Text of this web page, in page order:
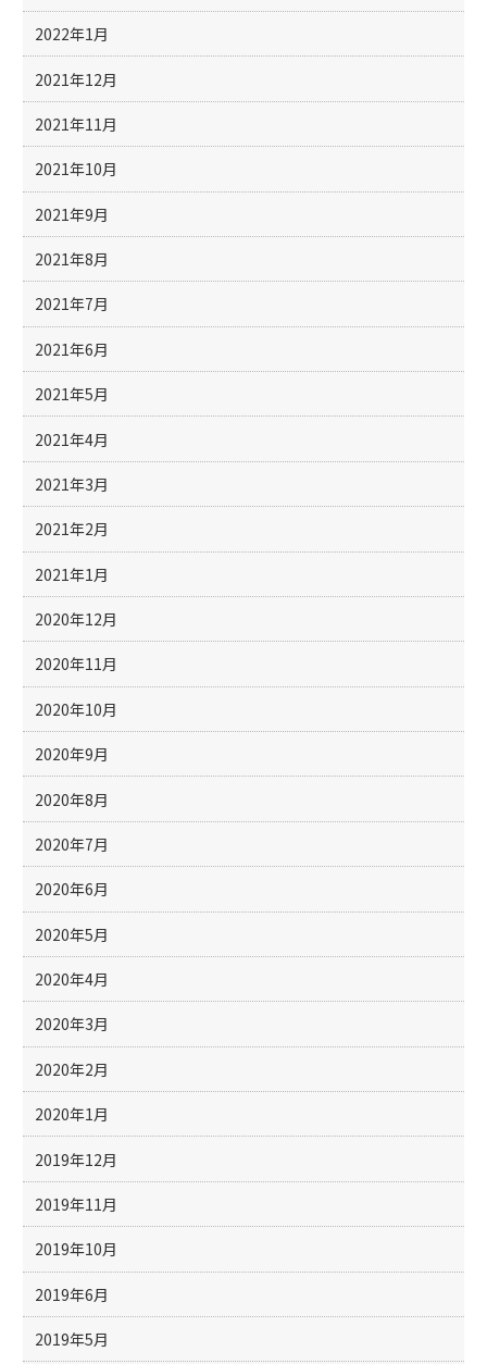
2022年1月
2021年12月
2021年11月
2021年10月
2021年9月
2021年8月
2021年7月
2021年6月
2021年5月
2021年4月
2021年3月
2021年2月
2021年1月
2020年12月
2020年11月
2020年10月
2020年9月
2020年8月
2020年7月
2020年6月
2020年5月
2020年4月
2020年3月
2020年2月
2020年1月
2019年12月
2019年11月
2019年10月
2019年6月
2019年5月